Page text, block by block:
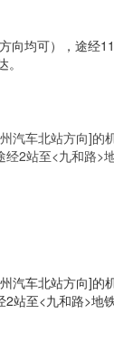
均可），途经
车北站方向]的
2站至<九和路>
车北站方向]的
站至<九和路>